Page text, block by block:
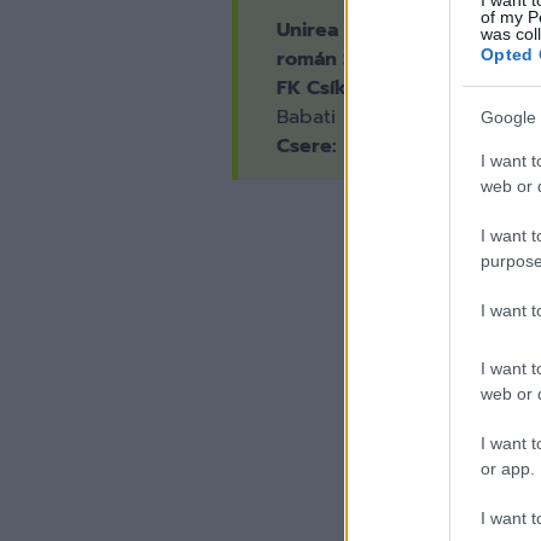
of my
was
Opted
Google
I want
web or
I want
I want
I want
web or
I want
or app.
I want
Unirea Slobozia-FK
román Szuperliga, 2.
FK Csíkszereda:
Pap –
Babati
Csere: